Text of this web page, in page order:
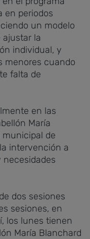
en periodos
un modelo
la
individual, y
menores cuando
falta de
en las
María
de
intervención a
dos sesiones
sesiones, en
los lunes tienen
María Blanchard